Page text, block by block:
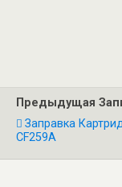
Предыдущая
Заправка
CF259A